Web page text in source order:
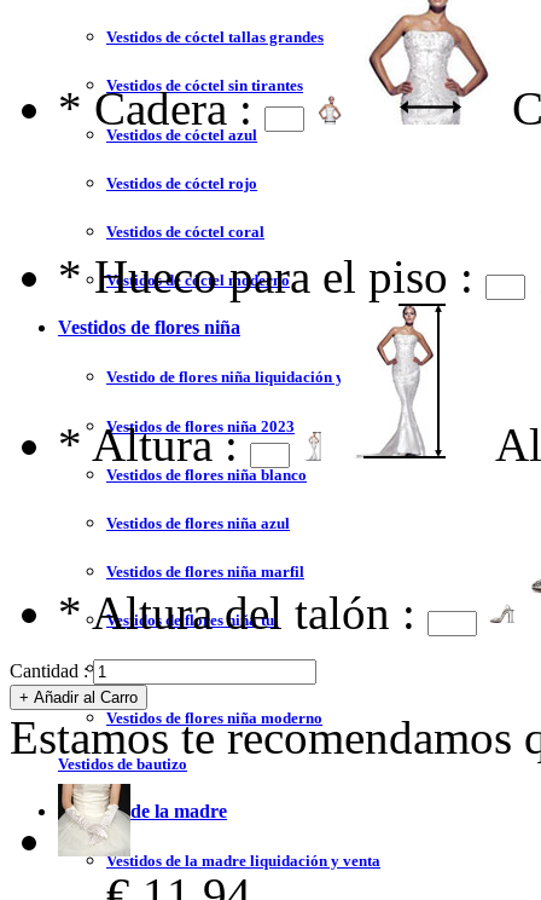
Vestidos de cóctel tallas grandes
Vestidos de cóctel sin tirantes
Vestidos de cóctel azul
Vestidos de cóctel rojo
Vestidos de cóctel coral
Vestidos de cóctel moderno
Vestidos de flores niña
Vestido de flores niña liquidación y venta
Vestidos de flores niña 2023
Vestidos de flores niña blanco
Vestidos de flores niña azul
Vestidos de flores niña marfil
Vestidos de flores niña tul
Vestidos de flores niña moderno
Vestidos de bautizo
Vestidos de la madre
Vestidos de la madre liquidación y venta
* Cadera :
* Hueco para el piso :
* Altura :
* Altura del talón :
Cantidad :
Estamos te recomendamos